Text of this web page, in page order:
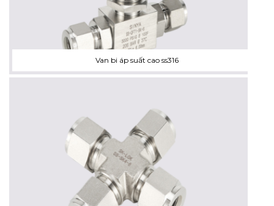
Van bi áp suất cao ss316